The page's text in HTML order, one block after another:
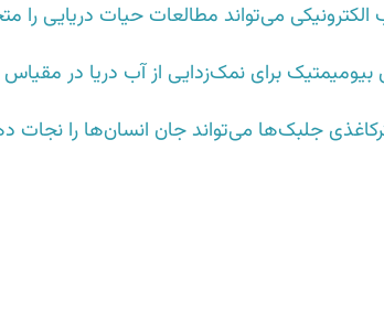
می‌تواند مطالعات حیات دریایی را
بیومیمتیک برای نمک‌زدایی از آب دریا در
جلبک‌ها می‌تواند جان انسان‌ها را نجات